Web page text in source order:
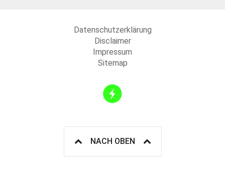
Datenschutzerklärung
Disclaimer
Impressum
Sitemap
NACH OBEN